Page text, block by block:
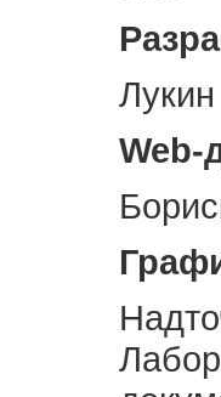
Web-